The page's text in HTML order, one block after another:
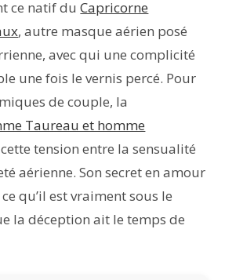
ce natif duCapricorne
, autre masque aérien posé
avec qui une complicité
une fois le vernis percé. Pour
de couple, la
Taureau et homme
tension entre la sensualité
aérienne. Son secret en amour
qu’il est vraiment sous le
la déception ait le temps de